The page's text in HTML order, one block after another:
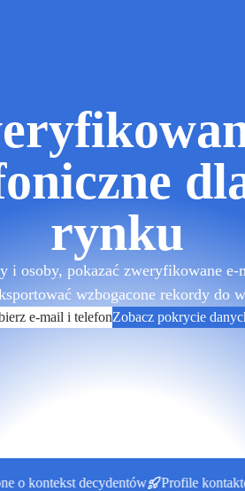
rynku
i osoby, pokazać zweryfikowane e-
wzbogacone rekordy do
e-mail i telefonZobacz pokrycie
decydentów Profile kontaktów